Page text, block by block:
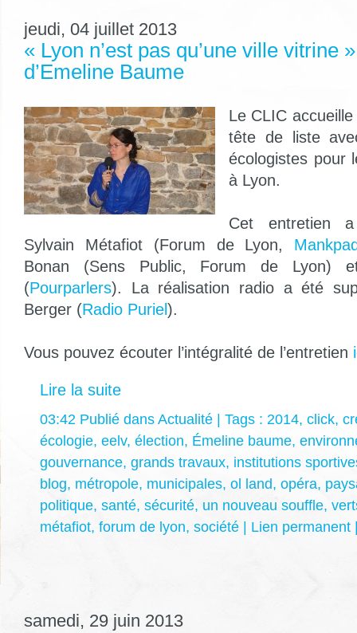
jeudi, 04 juillet 2013
« Lyon n’est pas qu’une ville vitrine
d’Emeline Baume
Le CLIC
tête de liste
écologistes pour
à Lyon.
Cet entretien
Sylvain Métafiot (Forum de Lyon,
Bonan (Sens Public, Forum de Lyon)
(Pourparlers). La réalisation radio a été
Berger (Radio Puriel).
Vous pouvez écouter l’intégralité de l’entretien
Lire la suite
03:42 Publié dans Actualité | Tags : 2014, click,
écologie, eelv, élection, Émeline baume,
gouvernance, grands travaux, institutions
blog, métropole, municipales, ol land, opéra,
politique, santé, sécurité, un nouveau souffle,
métafiot, forum de lyon, société | Lien permanent
samedi, 29 juin 2013